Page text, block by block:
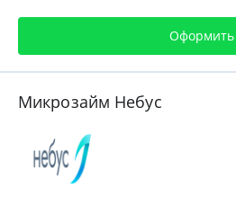
Оформить
Микрозайм Небус